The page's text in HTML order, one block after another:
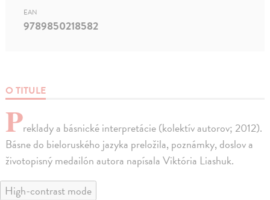
O TITULE
Preklady a básnické interpretácie (kolektív autorov; 2012).
Básne do bieloruského jazyka preložila, poznámky, doslov a
životopisný medailón autora napísala Viktória Liashuk.
EAN
9789850218582
High-contrast mode